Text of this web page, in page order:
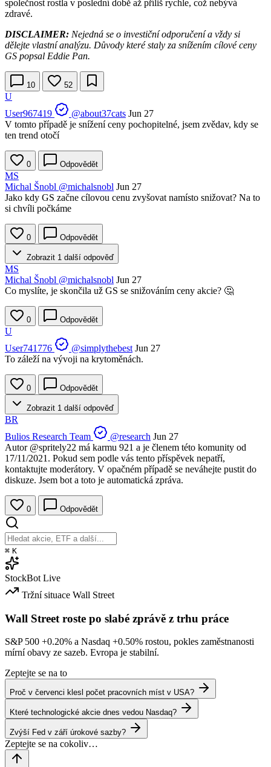
společnost rostla v poslední době až příliš rychle, což nebývá
zdravé.
DISCLAIMER: Nejedná se o investiční odporučení a vždy si
dělejte vlastní analýzu. Důvody které staly za snížením cílové ceny
GS popsal Eddie Pan.
10 52
U
User967419
@about37cats Jun 27
V tomto případě je snížení ceny pochopitelné, jsem zvědav, kdy se
ten trend otočí
0 Odpovědět
MS
Michal Šnobl @michalsnobl Jun 27
Jako kdy GS začne cílovou cenu zvyšovat namísto snižovat? Na to
si chvíli počkáme
0 Odpovědět
Zobrazit 1 další odpověď
MS
Michal Šnobl @michalsnobl Jun 27
Co myslíte, je skončila už GS se snižováním ceny akcie? 🤔
0 Odpovědět
U
User741776
@simplythebest Jun 27
To záleží na vývoji na krytoměnách.
0 Odpovědět
Zobrazit 1 další odpověď
BR
Bulios Research Team
@research Jun 27
Autor @spritely22 má karmu 921 a je členem této komunity od
17/11/2021. Pokud sem podle vás tento příspěvek nepatří,
kontaktujte moderátory. V opačném případě se neváhejte pustit do
diskuze. Jsem bot a toto je automatická zpráva.
0 Odpovědět
⌘ K
StockBot Live
Tržní situace Wall Street
Wall Street roste po slabé zprávě z trhu práce
S&P 500 +0.20% a Nasdaq +0.50% rostou, pokles zaměstnanosti
mírní obavy ze sazeb. Evropa je stabilní.
Zeptejte se na to
Proč v červenci klesl počet pracovních míst v USA?
Které technologické akcie dnes vedou Nasdaq?
Zvýší Fed v září úrokové sazby?